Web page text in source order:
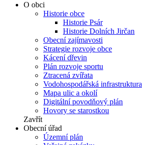
O obci
Historie obce
Historie Psár
Historie Dolních Jirčan
Obecní zajímavosti
Strategie rozvoje obce
Kácení dřevin
Plán rozvoje sportu
Ztracená zvířata
Vodohospodářská infrastruktura
Mapa ulic a okolí
Digitální povodňový plán
Hovory se starostkou
Zavřít
Obecní úřad
Územní plán